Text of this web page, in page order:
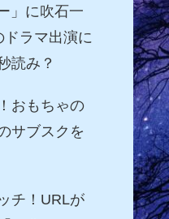
」に吹石一
ラマ出演に
読み？
おもちゃの
サブスクを
チ！URLが